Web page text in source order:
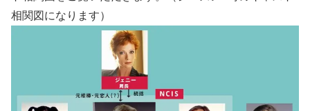
相関図になります）